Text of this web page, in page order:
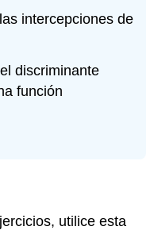
intercepciones de
discriminante
función
utilice esta